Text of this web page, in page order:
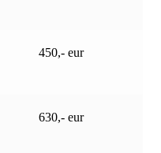
450,- eur
630,- eur